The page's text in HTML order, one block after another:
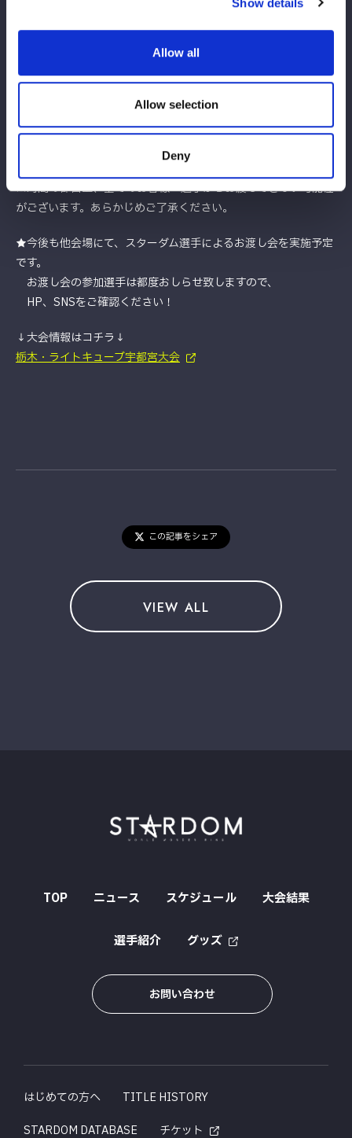
Allow all
Allow selection
Deny
またツーショット写真、動画などあらゆる撮影をお断りさせてい
ただきます。
※その他のご注意事項は大会ページの【ご観戦にあたっての禁止
事項およびお願い】をご確認ください。
※現金のみのお取扱いとなります。ご了承くださいませ。
※混雑回避の為、事前にお会計のご準備をお願いいたします。
※お客様1名ずつのお渡しとなります。複数名でのご参加はお断
りいたします。（未就学児のみ保護者様同伴でご参加いただけま
※時間の都合上、全てのお客様へ選手からお渡しできない可能性
がございます。あらかじめご了承ください。
★今後も他会場にて、スターダム選手によるお渡し会を実施予定
です。
お渡し会の参加選手は都度おしらせ致しますので、
HP、SNSをご確認ください！
↓大会情報はコチラ↓
栃木・ライトキューブ宇都宮大会
この記事をシェア
VIEW ALL
TOP ニュース スケジュール 大会結果
選手紹介 グッズ
お問い合わせ
はじめての方へ
TITLE HISTORY
STARDOM DATABASE
チケット